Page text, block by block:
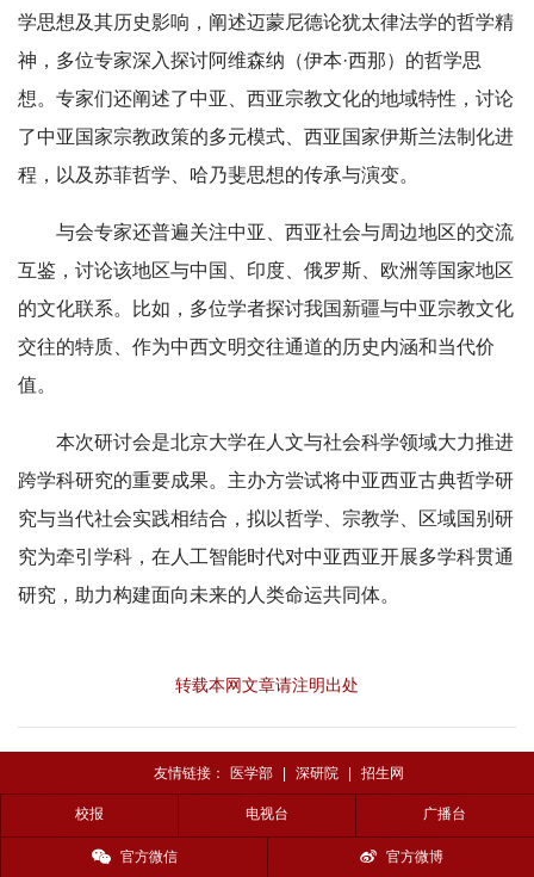
学思想及其历史影响，阐述迈蒙尼德论犹太律法学的哲学精
神，多位专家深入探讨阿维森纳（伊本·西那）的哲学思
想。专家们还阐述了中亚、西亚宗教文化的地域特性，讨论
了中亚国家宗教政策的多元模式、西亚国家伊斯兰法制化进
程，以及苏菲哲学、哈乃斐思想的传承与演变。
与会专家还普遍关注中亚、西亚社会与周边地区的交流
互鉴，讨论该地区与中国、印度、俄罗斯、欧洲等国家地区
的文化联系。比如，多位学者探讨我国新疆与中亚宗教文化
交往的特质、作为中西文明交往通道的历史内涵和当代价
值。
本次研讨会是北京大学在人文与社会科学领域大力推进
跨学科研究的重要成果。主办方尝试将中亚西亚古典哲学研
究与当代社会实践相结合，拟以哲学、宗教学、区域国别研
究为牵引学科，在人工智能时代对中亚西亚开展多学科贯通
研究，助力构建面向未来的人类命运共同体。
转载本网文章请注明出处
友情链接： 医学部 深研院 招生网
校报 电视台 广播台
官方微信 官方微博